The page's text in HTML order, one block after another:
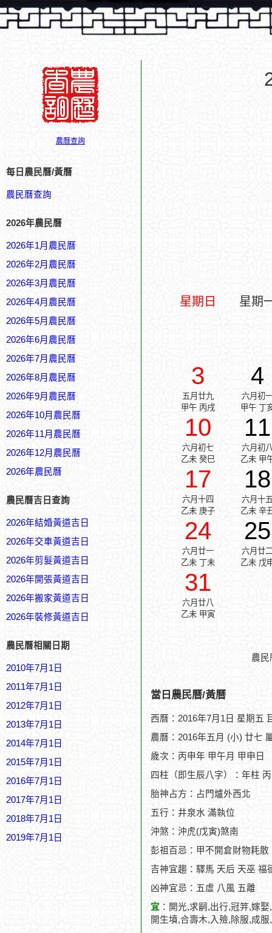
農曆查詢
每日農民曆/黃曆
農民曆查詢
2026年農民曆
2026年1月農民曆
2026年2月農民曆
2026年3月農民曆
2026年4月農民曆
2026年5月農民曆
2026年6月農民曆
2026年7月農民曆
2026年8月農民曆
2026年9月農民曆
2026年10月農民曆
2026年11月農民曆
2026年12月農民曆
2026年農民曆
農民曆吉日查詢
2026年結婚黃道吉日
2026年交車黃道吉日
2026年剪髮黃道吉日
2026年開張黃道吉日
2026年搬家黃道吉日
2026年裝修黃道吉日
農民曆相關日期
2010年7月1日
2011年7月1日
2012年7月1日
2013年7月1日
2014年7月1日
2015年7月1日
2016年7月1日
2017年7月1日
2018年7月1日
2019年7月1日
星期日 星期
3
五月廿九
甲午 丙戌
4
六月初
甲午 丁
10
六月初七
乙未 癸巳
11
六月初
乙未 甲
17
六月十四
乙未 庚子
18
六月十
乙未 辛
24
六月廿一
乙未 丁未
25
六月廿
乙未 戊
31
六月廿八
乙未 甲寅
農
當日農民曆/黃曆
西曆：2016年7月1日 星期五
農曆：2016年五月 (小) 廿七
歲次：丙申年 甲午月 甲申日
四柱（即生辰八字）：年柱
胎神占方：占門爐外西北
五行：井泉水 滿執位
沖煞：沖虎(戊寅)煞南
彭祖百忌：甲不開倉財物耗
吉神宜趨：驛馬 天后 天巫 福
凶神宜忌：五虛 八風 五離
宜 ：開光,求嗣,出行,冠笄,嫁
開生墳,合壽木,入殮,除服,成